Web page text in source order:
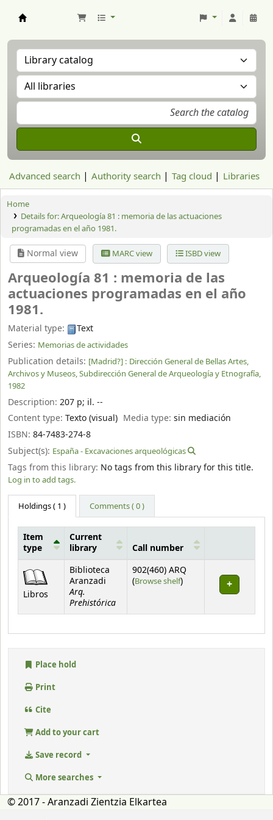
Advanced search Authority search Tag cloud Libraries
Home
Details for:Arqueología 81 : memoria de las actuaciones
programadas en el año 1981.
Normal view MARC view ISBD view
Arqueología 81 : memoria de las
actuaciones programadas en el año
1981.
Material type:
Text
Series: Memorias de actividades
Publication details: [Madrid?] : Dirección General de Bellas Artes,
Archivos y Museos, Subdirección General de Arqueología y Etnografía,
1982
Description: 207 p; il. --
Content type: Texto (visual) Media type:sin mediación
ISBN: 84-7483-274-8
Subject(s): España - Excavaciones arqueológicas
Tags from this library: No tags from this library for this title.
Log in to add tags.
Holdings( 1 ) Comments ( 0 )
Item
type
Current
library
Call number
Libros
Biblioteca
Aranzadi
Arq.
Prehistórica
902(460) ARQ
(Browse shelf(Opens below)
)
Place hold
Print
Cite
Add to your cart
Save record
More searches
© 2017 - Aranzadi Zientzia Elkartea